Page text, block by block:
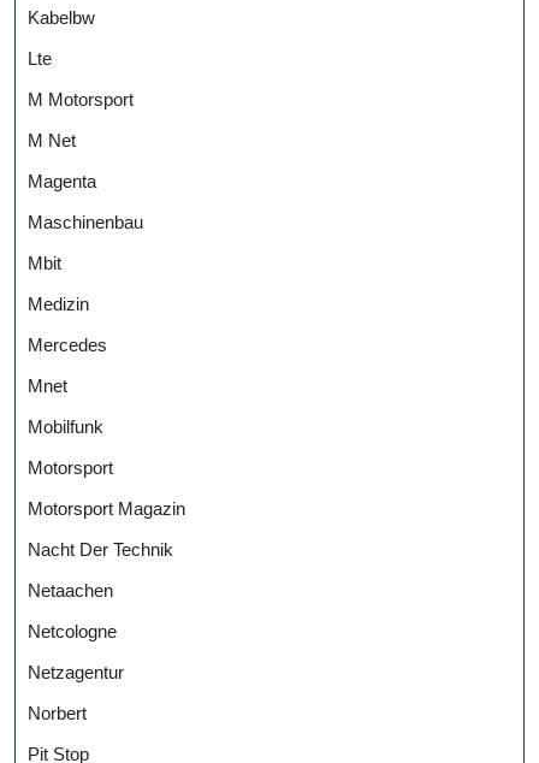
Kabelbw
Lte
M Motorsport
M Net
Magenta
Maschinenbau
Mbit
Medizin
Mercedes
Mnet
Mobilfunk
Motorsport
Motorsport Magazin
Nacht Der Technik
Netaachen
Netcologne
Netzagentur
Norbert
Pit Stop